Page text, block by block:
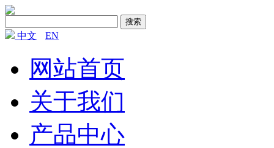
搜索
中文 EN
网站首页
关于我们
产品中心